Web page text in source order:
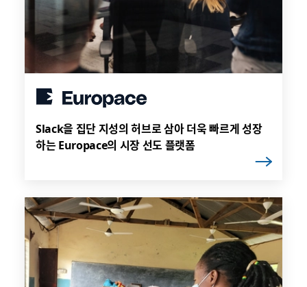
Slack을 집단 지성의 허브로 삼아 더욱 빠르게 성장
하는 Europace의 시장 선도 플랫폼